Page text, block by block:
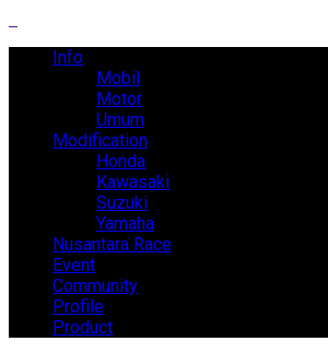
Info
Mobil
Motor
Umum
Modification
Honda
Kawasaki
Suzuki
Yamaha
Nusantara Race
Event
Community
Profile
Product